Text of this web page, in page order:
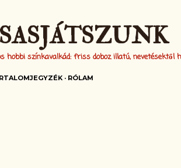
hobbi színkavalkád: friss doboz illatú, nevetésektől
RÓLAM